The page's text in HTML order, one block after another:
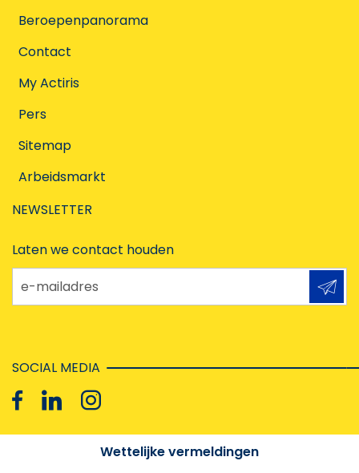
Beroepenpanorama
Contact
My Actiris
Pers
Sitemap
Arbeidsmarkt
NEWSLETTER
Laten we contact houden
e-mailadres
SOCIAL MEDIA
Wettelijke vermeldingen